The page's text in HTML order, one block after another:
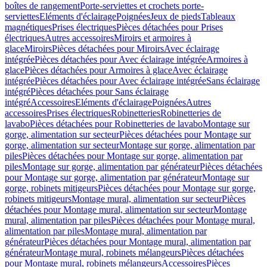
boîtes de rangementPorte-serviettes et crochets porte-
serviettesEléments d'éclairagePoignéesJeux de piedsTableaux
magnétiquesPrises électriquesPièces détachées pour Prises
électriquesAutres accessoiresMiroirs et armoires à
glaceMiroirsPièces détachées pour MiroirsAvec éclairage
intégréePièces détachées pour Avec éclairage intégréeArmoires à
glacePièces détachées pour Armoires à glaceAvec éclairage
intégréePièces détachées pour Avec éclairage intégréeSans éclairage
intégréPièces détachées pour Sans éclairage
intégréAccessoiresEléments d'éclairagePoignéesAutres
accessoiresPrises électriquesRobinetteriesRobinetteries de
lavaboPièces détachées pour Robinetteries de lavaboMontage sur
gorge, alimentation sur secteurPièces détachées pour Montage sur
gorge, alimentation sur secteurMontage sur gorge, alimentation par
pilesPièces détachées pour Montage sur gorge, alimentation par
pilesMontage sur gorge, alimentation par générateurPièces détachées
pour Montage sur gorge, alimentation par générateurMontage sur
gorge, robinets mitigeursPièces détachées pour Montage sur gorge,
robinets mitigeursMontage mural, alimentation sur secteurPièces
détachées pour Montage mural, alimentation sur secteurMontage
mural, alimentation par pilesPièces détachées pour Montage mural,
alimentation par pilesMontage mural, alimentation par
générateurPièces détachées pour Montage mural, alimentation par
générateurMontage mural, robinets mélangeursPièces détachées
pour Montage mural, robinets mélangeursAccessoiresPièces